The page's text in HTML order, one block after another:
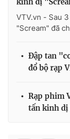
VTV.vn - Sau
"Scream" đã
Đập tan
đổ bộ rạp
Rạp phim
tấn kinh